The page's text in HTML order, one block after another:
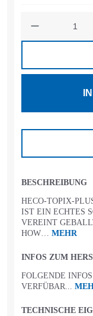
BESCHREIBUNG
HECO-TOPIX-
IST EIN ECHTES
VEREINT
HOW… MEHR
INFOS ZUM
FOLGENDE
VERFÜBAR...
TECHNISCHE